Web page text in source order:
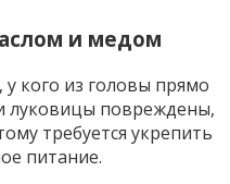
и медом
кого из головы прямо
луковицы повреждены,
требуется укрепить
питание.